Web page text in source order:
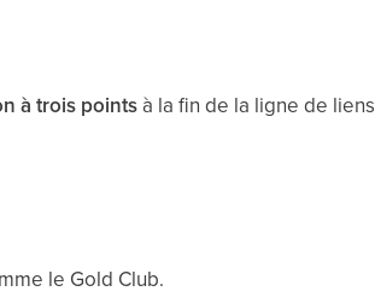
à trois points à la fin de la ligne de liens
le Gold Club.